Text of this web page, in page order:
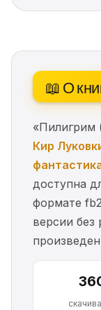
📖 О
«Пилигрим
Кир
доступна
формате
версии без